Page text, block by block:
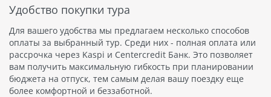
Удобство покупки тура
Для вашего удобства мы предлагаем несколько способов
оплаты за выбранный тур. Среди них - полная оплата или
рассрочка через Kaspi и Centercredit Банк. Это позволяет
вам получить максимальную гибкость при планировании
бюджета на отпуск, тем самым делая вашу поездку еще
более комфортной и беззаботной.